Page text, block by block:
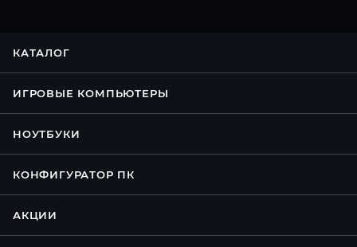
КАТАЛОГ
ИГРОВЫЕ КОМПЬЮТЕРЫ
НОУТБУКИ
КОНФИГУРАТОР ПК
АКЦИИ